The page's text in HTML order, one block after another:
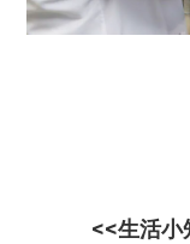
<<生活小